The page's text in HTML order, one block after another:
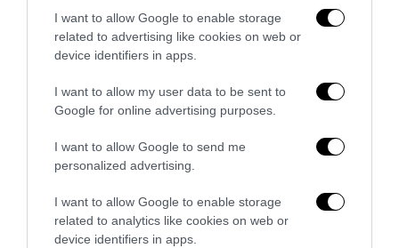
I want to allow Google to enable storage
related to advertising like cookies on web or
device identifiers in apps.
I want to allow my user data to be sent to
Google for online advertising purposes.
I want to allow Google to send me
personalized advertising.
I want to allow Google to enable storage
related to analytics like cookies on web or
device identifiers in apps.
veto del disordine